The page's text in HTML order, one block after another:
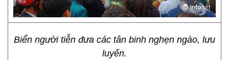
Biển người tiễn đưa các tân binh nghẹn ngào, lưu
luyến.